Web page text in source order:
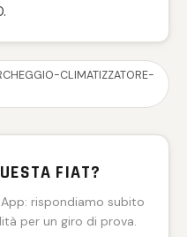
CLIMATIZZATORE-
FIAT?
rispondiamo subito
per un giro di prova.